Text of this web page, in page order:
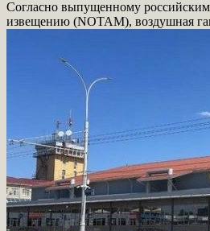
Согласно выпущенному российским
извещению (NOTAM), воздушная